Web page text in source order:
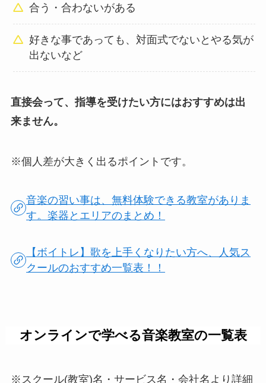
合う・合わないがある
好きな事であっても、対面式でないとやる気が
出ないなど
直接会って、指導を受けたい方にはおすすめは出
来ません。
※個人差が大きく出るポイントです。
音楽の習い事は、無料体験できる教室がありま
す。楽器とエリアのまとめ！
【ボイトレ】歌を上手くなりたい方へ、人気ス
クールのおすすめ一覧表！！
オンラインで学べる音楽教室の一覧表
※スクール(教室)名・サービス名・会社名より詳細